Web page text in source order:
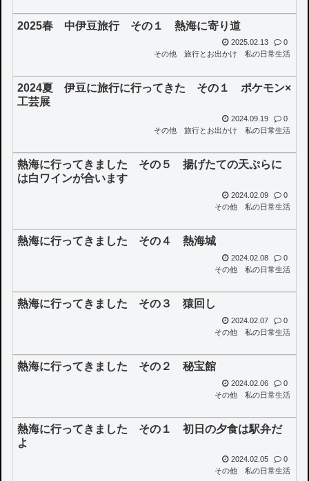
2025春 中伊豆旅行 その１ 熱海に寄り道
2025.02.13
0
その他
旅行とお出かけ 私の日常生活
2024夏 伊豆に旅行に行ってきた その１ ポケモン×
工芸展
2024.09.19
0
その他
旅行とお出かけ 私の日常生活
熱海に行ってきました その５ 揚げたての天ぷらに
は白ワインが合います
2024.02.09
0
その他
私の日常生活
熱海に行ってきました その４ 熱海城
2024.02.08
0
その他
私の日常生活
熱海に行ってきました その３ 猿回し
2024.02.07
0
その他
私の日常生活
熱海に行ってきました その２ 秘宝館
2024.02.06
0
その他
私の日常生活
熱海に行ってきました その１ 初日の夕食は駅弁だ
よ
2024.02.05
0
その他
私の日常生活